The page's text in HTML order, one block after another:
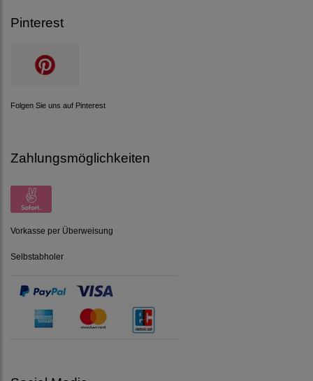
Pinterest
Folgen Sie uns auf Pinterest
Zahlungsmöglichkeiten
Vorkasse per Überweisung
Selbstabholer